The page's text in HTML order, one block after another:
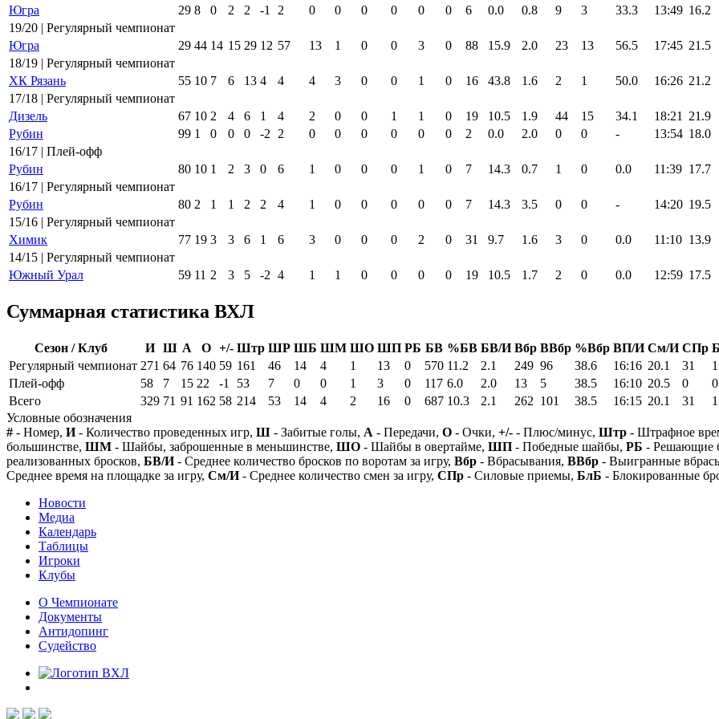
Югра
29 8 0 2 2 -1 2 0 0 0 0 0 0 6 0.0 0.8 9 3 33.3 13:49 16.2
19/20 | Регулярный чемпионат
Югра
29 44 14 15 29 12 57 13 1 0 0 3 0 88 15.9 2.0 23 13 56.5 17:45 21.5
18/19 | Регулярный чемпионат
ХК Рязань
55 10 7 6 13 4 4 4 3 0 0 1 0 16 43.8 1.6 2 1 50.0 16:26 21.2
17/18 | Регулярный чемпионат
Дизель
67 10 2 4 6 1 4 2 0 0 1 1 0 19 10.5 1.9 44 15 34.1 18:21 21.9
Рубин
99 1 0 0 0 -2 2 0 0 0 0 0 0 2 0.0 2.0 0 0 - 13:54 18.0
16/17 | Плей-офф
Рубин
80 10 1 2 3 0 6 1 0 0 0 1 0 7 14.3 0.7 1 0 0.0 11:39 17.7
16/17 | Регулярный чемпионат
Рубин
80 2 1 1 2 2 4 1 0 0 0 0 0 7 14.3 3.5 0 0 - 14:20 19.5
15/16 | Регулярный чемпионат
Химик
77 19 3 3 6 1 6 3 0 0 0 2 0 31 9.7 1.6 3 0 0.0 11:10 13.9
14/15 | Регулярный чемпионат
Южный Урал
59 11 2 3 5 -2 4 1 1 0 0 0 0 19 10.5 1.7 2 0 0.0 12:59 17.5
Суммарная статистика ВХЛ
Сезон / Клуб И Ш А О +/- Штр ШР ШБ ШМ ШО ШП РБ БВ %БВ БВ/И Вбр ВВбр %Вбр ВП/И См/И СПр
Регулярный чемпионат 271 64 76 140 59 161 46 14 4 1 13 0 570 11.2 2.1 249 96 38.6 16:16 20.1 31
Плей-офф
58 7 15 22 -1 53 7 0 0 1 3 0 117 6.0 2.0 13 5 38.5 16:10 20.5 0
0
Всего
329 71 91 162 58 214 53 14 4 2 16 0 687 10.3 2.1 262 101 38.5 16:15 20.1 31
Условные обозначения
# - Номер, И- Количество проведенных игр, Ш - Забитые голы, А - Передачи, О - Очки, +/- - Плюс/минус, Штр - Штрафное
большинстве, ШМ - Шайбы, заброшенные в меньшинстве, ШО - Шайбы в овертайме, ШП - Победные шайбы, РБ - Решающие
реализованных бросков, БВ/И- Среднее количество бросков по воротам за игру, Вбр - Вбрасывания, ВВбр - Выигранные
Среднее время на площадке за игру, См/И- Среднее количество смен за игру, СПр - Силовые приемы, БлБ - Блокированные
Новости
Медиа
Календарь
Таблицы
Игроки
Клубы
О Чемпионате
Документы
Антидопинг
Судейство